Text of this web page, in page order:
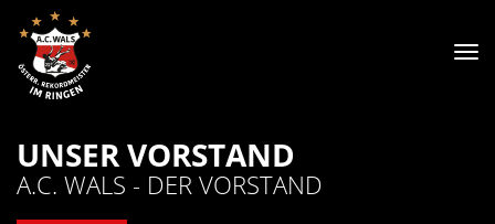
UNSER VORSTAND
A.C. WALS - DER VORSTAND